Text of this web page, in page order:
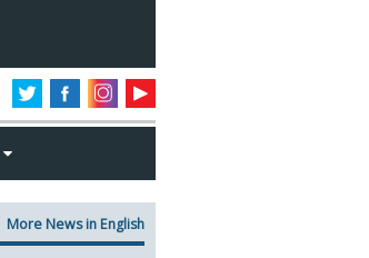
More News in English